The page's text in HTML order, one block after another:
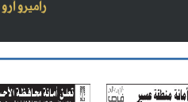
راميرو أرو